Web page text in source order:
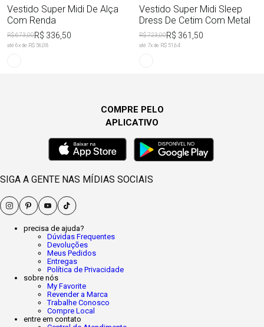
Vestido Super Midi De Alça
Com Renda
R$ 673,00R$ 336,50
até 6x de R$ 56,08
Vestido Super Midi Sleep
Dress De Cetim Com Metal
R$ 723,00R$ 361,50
até 7x de R$ 51,64
precisa de ajuda?
Dúvidas Frequentes
Devoluções
Meus Pedidos
Entregas
Política de Privacidade
sobre nós
My Favorite
Revender a Marca
Trabalhe Conosco
Compre Local
entre em contato
COMPRE PELO
APLICATIVO
SIGA A GENTE NAS MÍDIAS SOCIAIS